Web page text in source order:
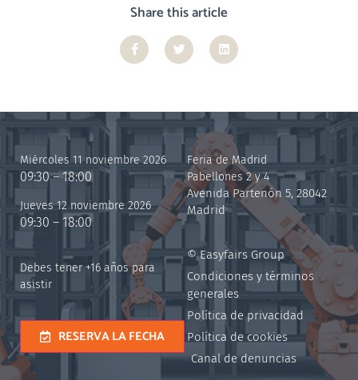
Share this article
Miércoles 11 noviembre 2026
09:30 – 18:00
Jueves 12 noviembre 2026
09:30 – 18:00
Debes tener +16 años para
asistir
RESERVA LA FECHA
Feria de Madrid
Pabellones 2 y 4
Avenida Partenón 5, 28042
Madrid
© Easyfairs Group
Condiciones y términos
generales
Política de privacidad
Política de cookies
Canal de denuncias